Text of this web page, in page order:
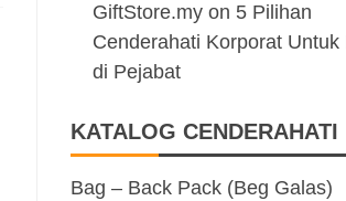
GiftStore.my on 5 Pilihan
Cenderahati Korporat Untuk
di Pejabat
KATALOG CENDERAHATI
Bag – Back Pack (Beg Galas)